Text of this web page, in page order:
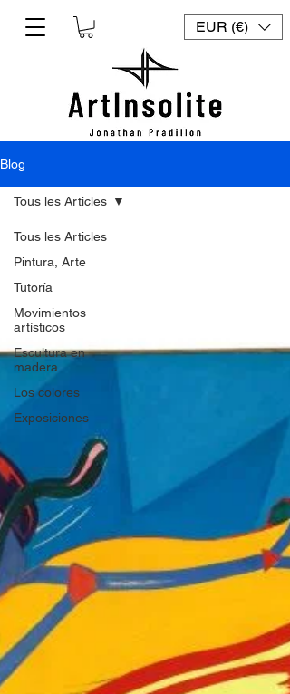
EUR (€)
Blog
Tous les Articles
Pintura, Arte
Tutoría
Movimientos
artísticos
Escultura en
madera
Los colores
Exposiciones
Tous les Articles